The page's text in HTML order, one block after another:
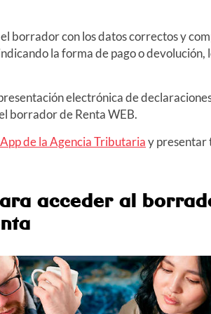
borrador con los datos correctos y
la forma de pago o devolución,
electrónica de
borrador de Renta WEB.
App de la Agencia Tributariay presentar
acceder al